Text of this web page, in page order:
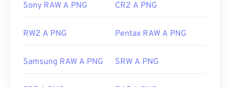
Sony RAW A PNG CR2 A PNG
RW2 A PNG Pentax RAW A PNG
Samsung RAW A PNG SRW A PNG